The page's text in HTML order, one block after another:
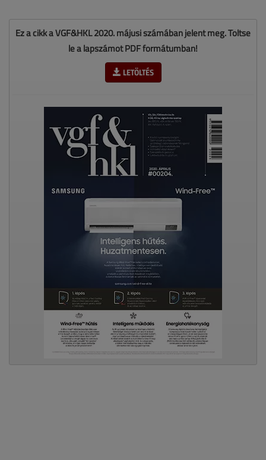
Ez a cikk a VGF&HKL 2020. májusi számában jelent meg. Töltse
le a lapszámot PDF formátumban!
LETÖLTÉS